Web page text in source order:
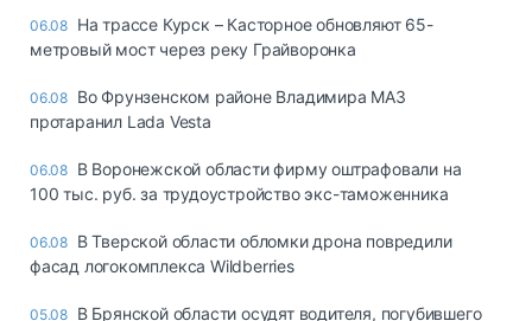
06.08 На трассе Курск – Касторное обновляют 65-
метровый мост через реку Грайворонка
06.08 Во Фрунзенском районе Владимира МАЗ
протаранил Lada Vesta
06.08 В Воронежской области фирму оштрафовали на
100 тыс. руб. за трудоустройство экс-таможенника
06.08 В Тверской области обломки дрона повредили
фасад логокомплекса Wildberries
05.08 В Брянской области осудят водителя, погубившего